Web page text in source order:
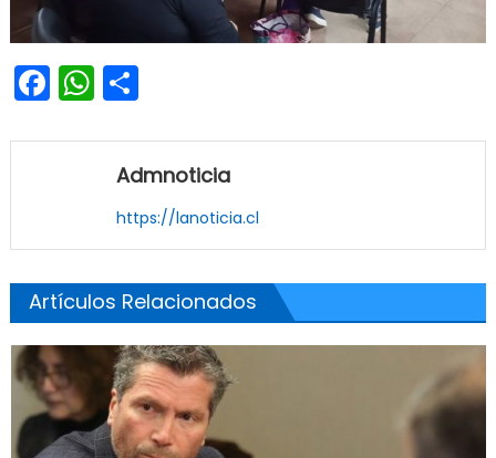
Facebook
WhatsApp
Share
Admnoticia
https://lanoticia.cl
Artículos Relacionados